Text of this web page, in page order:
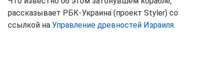
рассказывает РБК-Украина (проект Styler) со
ссылкой на Управление древностей Израиля.